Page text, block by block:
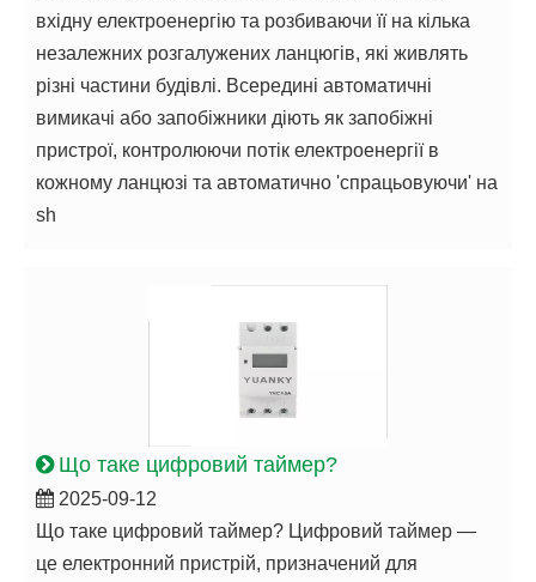
вхідну електроенергію та розбиваючи її на кілька
незалежних розгалужених ланцюгів, які живлять
різні частини будівлі. Всередині автоматичні
вимикачі або запобіжники діють як запобіжні
пристрої, контролюючи потік електроенергії в
кожному ланцюзі та автоматично 'спрацьовуючи' на
sh
Що таке цифровий таймер?
2025-09-12
Що таке цифровий таймер? Цифровий таймер —
це електронний пристрій, призначений для